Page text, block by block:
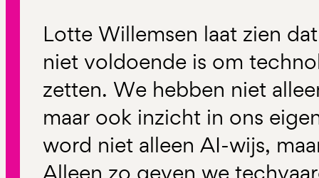
Lotte Willemsen laat zien
niet voldoende is om
zetten. We hebben niet
maar ook inzicht in ons
word niet alleen AI-wijs,
Alleen zo geven we